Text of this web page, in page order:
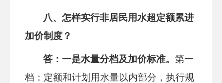
八、怎样实行非居民用水超定额累进
加价制度 ？
答：一是水量分档及加价标准。第一
档：定额和计划用水量以内部分，执行规